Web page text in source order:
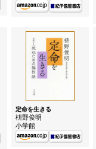
定命を生きる
枡野俊明
小学館